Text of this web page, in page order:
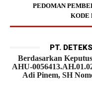
PEDOMAN
KODE
PT.
Berdasarkan
AHU-
Adi Pinem, SH